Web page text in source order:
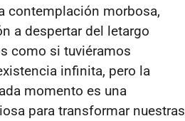
contemplación morbosa,
a despertar del letargo
como si tuviéramos
infinita, pero la
momento es una
para transformar nuestras